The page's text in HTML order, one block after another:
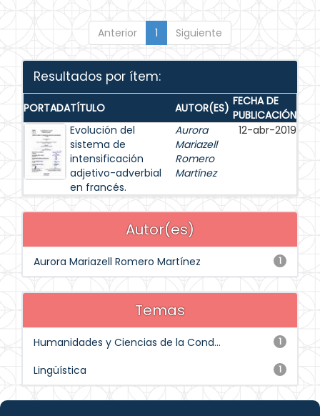
Anterior 1 Siguiente
Resultados por ítem:
PORTADATÍTULO AUTOR(ES) FECHA DE
PUBLICACIÓN
Evolución del
sistema de
intensificación
adjetivo-adverbial
en francés.
Aurora
Mariazell
Romero
Martínez
12-abr-2019
Autor(es)
1
Aurora Mariazell Romero Martínez
Temas
1
Humanidades y Ciencias de la Cond...
1
Lingüística